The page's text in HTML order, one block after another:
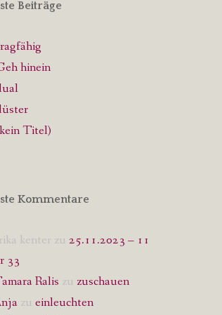
Beiträge
hinein
Titel)
Kommentare
kenter zu 25.11.2023 – 11
33
Ralis zu zuschauen
zu einleuchten